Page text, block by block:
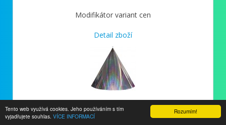
Rozumím!
Tento web využívá cookies. Jeho používáním s tím
vyjadřujete souhlas. VÍCE INFORMACÍ
Modifikátor variant cen
Detail zboží
Kuželová pyramida velká (70 cm) - stříbrná